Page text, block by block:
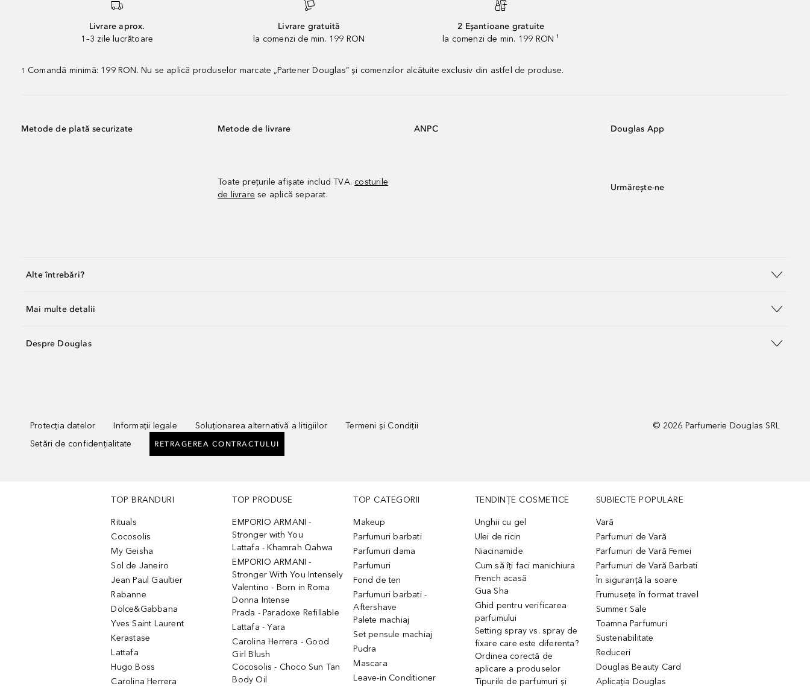
Livrare aprox.
1–3 zile lucrătoare
Livrare gratuită
la comenzi de min. 199 RON
2 Eșantioane gratuite
la comenzi de min. 199 RON ¹
1 Comandă minimă: 199 RON. Nu se aplică produselor marcate „Partener Douglas” și comenzilor alcătuite exclusiv din astfel de produse.
Metode de plată securizate Metode de livrare
Toate prețurile afișate includ TVA. costurile
de livrare se aplică separat.
ANPC Douglas App
Urmărește-ne
Alte întrebări?
Mai multe detalii
Despre Douglas
Protecția datelor Informații legale Soluționarea alternativă a litigiilor
Termeni și Condiții
Setări de confidențialitate
RETRAGEREA CONTRACTULUI
© 2026 Parfumerie Douglas SRL
TOP BRANDURI
Rituals
Cocosolis
My Geisha
Sol de Janeiro
Jean Paul Gaultier
Rabanne
Dolce&Gabbana
Yves Saint Laurent
Kerastase
Lattafa
Hugo Boss
Carolina Herrera
TOP PRODUSE
EMPORIO ARMANI -
Stronger with You
Lattafa - Khamrah Qahwa
EMPORIO ARMANI -
Stronger With You Intensely
Valentino - Born in Roma
Donna Intense
Prada - Paradoxe Refillable
Lattafa - Yara
Carolina Herrera - Good
Girl Blush
Cocosolis - Choco Sun Tan
Body Oil
TOP CATEGORII
Makeup
Parfumuri barbati
Parfumuri dama
Parfumuri
Fond de ten
Parfumuri barbati -
Aftershave
Palete machiaj
Set pensule machiaj
Pudra
Mascara
Leave-in Conditioner
TENDINȚE COSMETICE
Unghii cu gel
Ulei de ricin
Niacinamide
Cum să îți faci manichiura
French acasă
Gua Sha
Ghid pentru verificarea
parfumului
Setting spray vs. spray de
fixare care este diferenta?
Ordinea corectă de
aplicare a produselor
Tipurile de parfumuri și
SUBIECTE POPULARE
Vară
Parfumuri de Vară
Parfumuri de Vară Femei
Parfumuri de Vară Barbati
În siguranță la soare
Frumusețe în format travel
Summer Sale
Toamna Parfumuri
Sustenabilitate
Reduceri
Douglas Beauty Card
Aplicația Douglas